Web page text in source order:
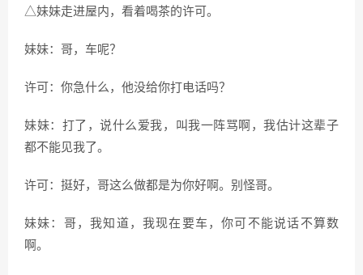
△妹妹走进屋内，看着喝茶的许可。
妹妹：哥，车呢？
许可：你急什么，他没给你打电话吗？
妹妹：打了，说什么爱我，叫我一阵骂啊，我估计这辈子
都不能见我了。
许可：挺好，哥这么做都是为你好啊。别怪哥。
妹妹：哥，我知道，我现在要车，你可不能说话不算数
啊。